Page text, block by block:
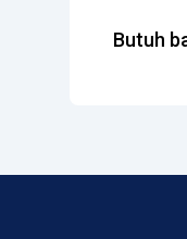
Butuh